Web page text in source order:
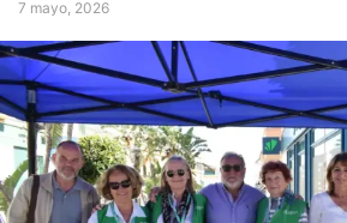
7 mayo, 2026